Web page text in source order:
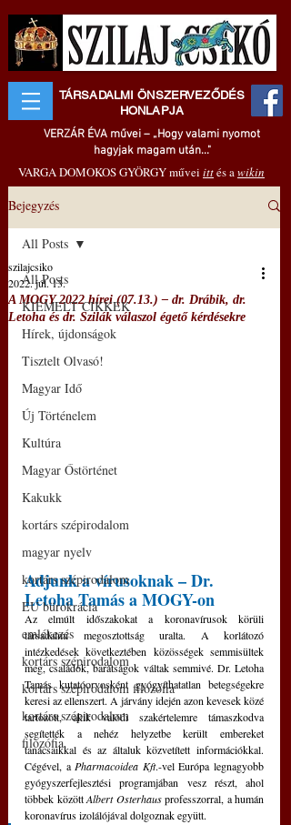
TÁRSADALMI ÖNSZERVEZŐDÉS
HONLAPJA
VERZÁR ÉVA művei – „Hogy valami nyomot
hagyjak magam után..."
VARGA DOMOKOS GYÖRGY művei ittés awikin
Bejegyzés
All Posts
KIEMELT CIKKEK
Hírek, újdonságok
Tisztelt Olvasó!
Magyar Idő
Új Történelem
Kultúra
Magyar Őstörténet
Kakukk
kortárs szépirodalom
magyar nyelv
kortárs szépirodalom
EU bürokrácia
emlékezés
kortárs szépirodalom
kortárs szépirodalom filozófia
kortárs szépirodalom
filozófia
All Posts
A MOGY 2022 hírei (07.13.) – dr. Drábik, dr.
Letoha és dr. Szilák válaszol égető kérdésekre
szilajcsiko
2022. júl. 13.
Adjunk a vírusoknak – Dr.
Letoha Tamás a MOGY-on
Az elmúlt időszakokat a koronavírusok körüli
társadalmi megosztottság uralta. A korlátozó
intézkedések következtében közösségek semmisültek
meg, családok, barátságok váltak semmivé. Dr. Letoha
Tamás kutatóorvosként gyógyíthatatlan betegségekre
keresi az ellenszert. A járvány idején azon kevesek közé
tartozott, akik valódi szakértelemre támaszkodva
segítették a nehéz helyzetbe került embereket
tanácsaikkal és az általuk közvetített információkkal.
Cégével, a Pharmacoidea Kft.-vel Európa legnagyobb
gyógyszerfejlesztési programjában vesz részt, ahol
többek között Albert Osterhaus professzorral, a humán
koronavírus izolálójával dolgoznak együtt.